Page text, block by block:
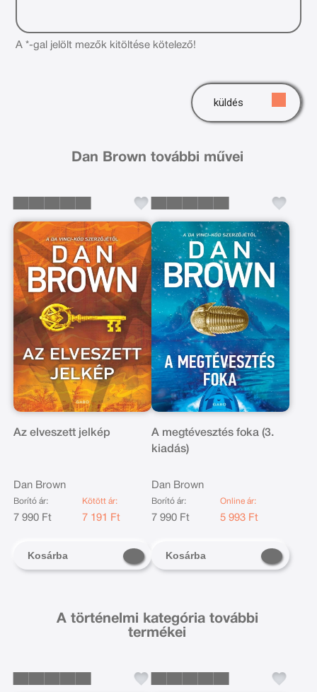
A *-gal jelölt mezők kitöltése kötelező!
küldés
Dan Brown további művei
Az elveszett jelkép
Dan Brown
Borító ár:
7 990 Ft
Kötött ár:
7 191 Ft
Kosárba
A megtévesztés foka (3.
kiadás)
Dan Brown
Borító ár:
7 990 Ft
Online ár:
5 993 Ft
Kosárba
A történelmi kategória további
termékei